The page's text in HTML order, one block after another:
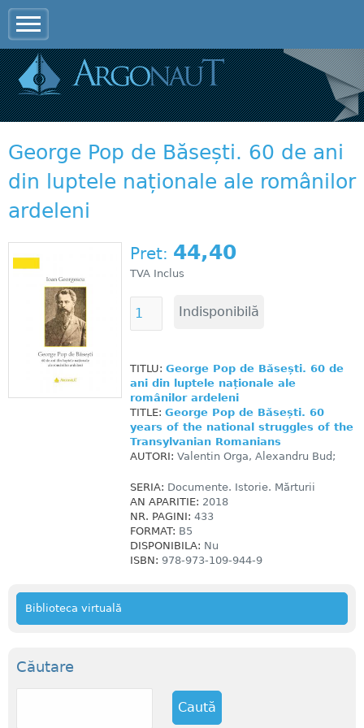
George Pop de Băsești. 60 de ani
din luptele naționale ale românilor
ardeleni
Pret: 44,40
TVA Inclus
TITLU: George Pop de Băsești. 60 de
ani din luptele naționale ale
românilor ardeleni
TITLE: George Pop de Băsești. 60
years of the national struggles of the
Transylvanian Romanians
AUTORI: Valentin Orga, Alexandru Bud;
SERIA: Documente. Istorie. Mărturii
AN APARITIE: 2018
NR. PAGINI: 433
FORMAT: B5
DISPONIBILA: Nu
ISBN: 978-973-109-944-9
Biblioteca virtuală
Căutare
C